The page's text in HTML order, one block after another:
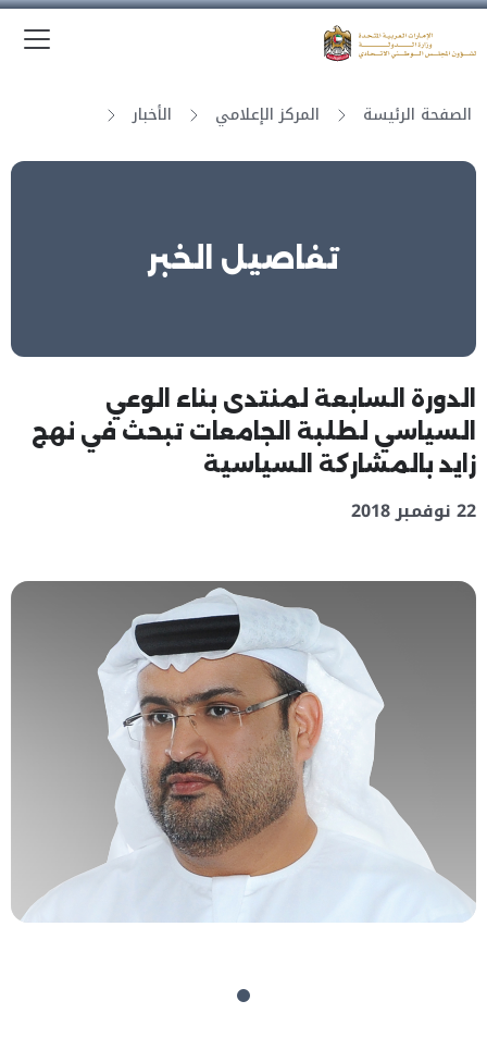
الصفحة الرئيسة المركز الإعلامي الأخبار
تفاصيل الخبر
الدورة السابعة لمنتدى بناء الوعي
السياسي لطلبة الجامعات تبحث في نهج
زايد بالمشاركة السياسية
22 نوفمبر 2018